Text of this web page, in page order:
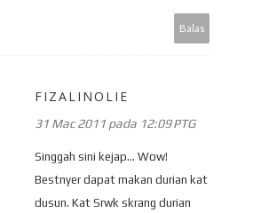
Balas
FIZALINOLIE
31 Mac 2011 pada 12:09 PTG
Singgah sini kejap... Wow!
Bestnyer dapat makan durian kat
dusun. Kat Srwk skrang durian